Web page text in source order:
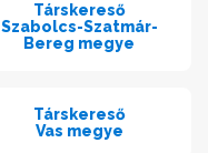
Társkereső
Szabolcs-Szatmár-
Bereg megye
Társkereső
Vas megye